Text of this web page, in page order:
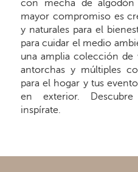
con mecha de algodón
mayor compromiso es
y naturales para el
para cuidar el medio
una amplia colección de
antorchas y múltiples
para el hogar y tus
en exterior.
inspírate.